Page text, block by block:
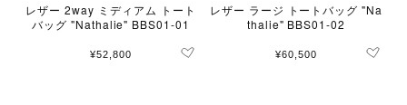
レザー 2way ミディアム トート
バッグ "Nathalie" BBS01-01
¥52,800
レザー ラージ トートバッグ "Na
thalie" BBS01-02
¥60,500